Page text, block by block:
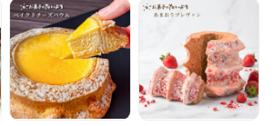
い お返し お礼 ギフ
ト プチギフト スイ
ーツギフト プレゼン
ト 個包装 お菓子 ス
イーツ 洋菓子 男の
子 祖父母 『こども
の日バウム』